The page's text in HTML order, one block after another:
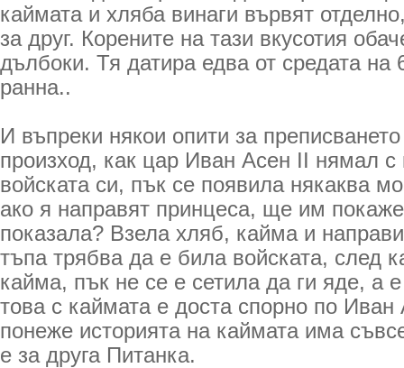
каймата и хляба винаги вървят
за друг. Корените на тази вкусотия
дълбоки. Тя датира едва от средата на
ранна..
И въпреки някои опити за
произход, как цар Иван Асен II нямал с
войската си, пък се появила някаква
ако я направят принцеса, ще им
показала? Взела хляб, кайма и
тъпа трябва да е била войската, след
кайма, пък не се е сетила да ги яде, а
това с каймата е доста спорно по
понеже историята на каймата има
е за друга Питанка.